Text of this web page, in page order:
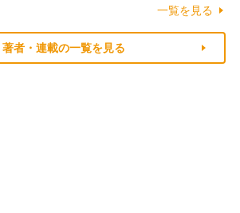
一覧を見る
著者・連載の一覧を見る